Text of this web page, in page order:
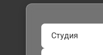
Студия